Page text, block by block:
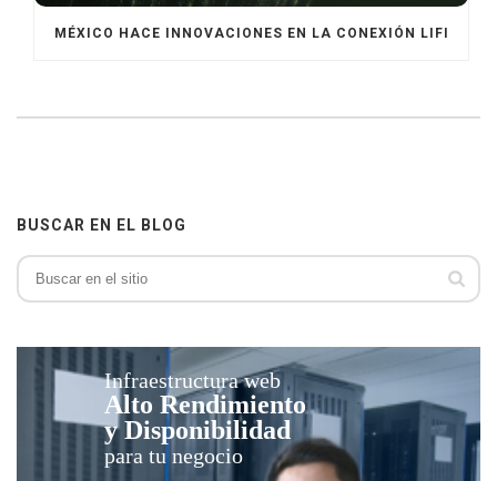
MÉXICO HACE INNOVACIONES EN LA CONEXIÓN LIFI
BUSCAR EN EL BLOG
Infraestructura web
Alto Rendimiento
y Disponibilidad
para tu negocio